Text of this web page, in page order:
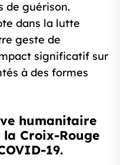
de guérison.
dans la lutte
geste de
significatif sur
à des formes
humanitaire
la Croix-Rouge
19.